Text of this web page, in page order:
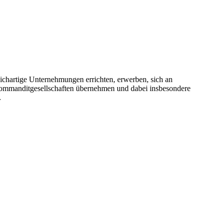
Unternehmungen errichten, erwerben, sich an
übernehmen und dabei insbesondere